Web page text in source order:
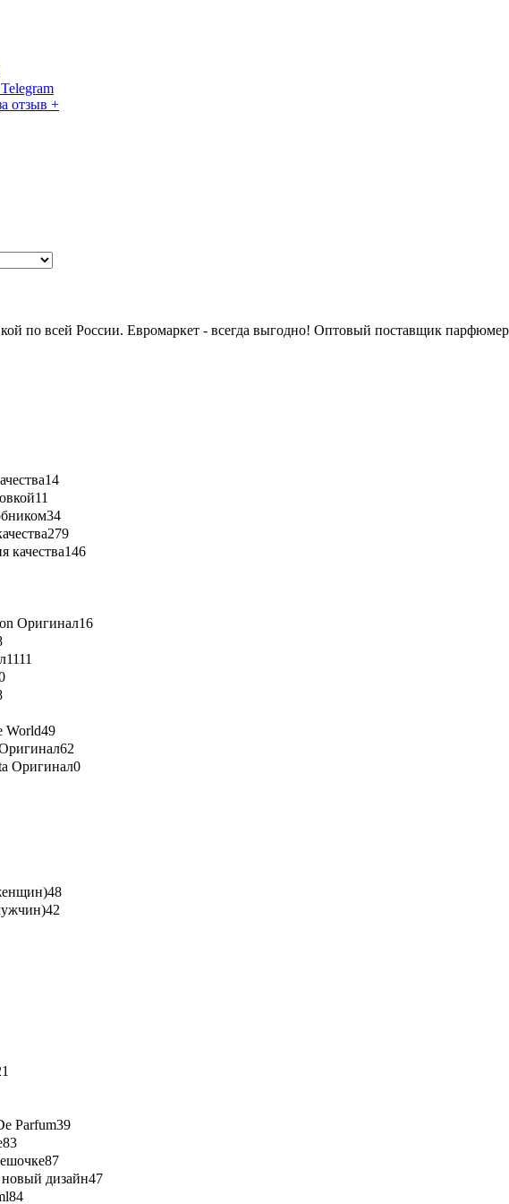
отзыв +
по всей России. Евромаркет - всегда выгодно! Оптовый поставщик
14
11
34
279
качества146
Оригинал16
1111
World49
62
Оригинал0
48
42
Parfum39
83
87
дизайн47
84